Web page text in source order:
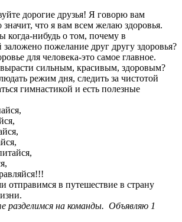
дорогие друзья! Я говорю вам
значит, что я вам всем желаю здоровья.
когда-нибудь о том, почему в
пожелание друг другу здоровья?
для человека-это самое главное.
сильным, красивым, здоровым?
режим дня, следить за чистотой
гимнастикой и есть полезные
отправимся в путешествие в страну
разделимся на команды. Объявляю 1